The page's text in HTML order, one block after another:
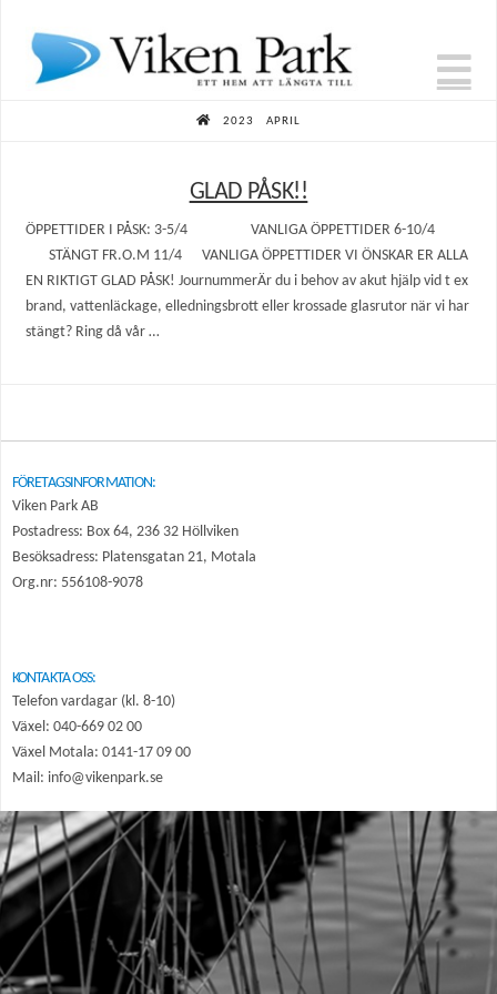
HOME
2023 APRIL
GLAD PÅSK!!
ÖPPETTIDER I PÅSK: 3-5/4 VANLIGA ÖPPETTIDER 6-10/4
STÄNGT FR.O.M 11/4 VANLIGA ÖPPETTIDER VI ÖNSKAR ER ALLA
EN RIKTIGT GLAD PÅSK! JournummerÄr du i behov av akut hjälp vid t ex
brand, vattenläckage, elledningsbrott eller krossade glasrutor när vi har
stängt?​ Ring då vår …
FÖRETAGSINFORMATION:
Viken Park AB
Postadress: Box 64, 236 32 Höllviken
Besöksadress: Platensgatan 21, Motala
Org.nr: 556108-9078
KONTAKTA OSS:
Telefon vardagar (kl. 8-10)
Växel: 040-669 02 00
Växel Motala: 0141-17 09 00
Mail: info@vikenpark.se